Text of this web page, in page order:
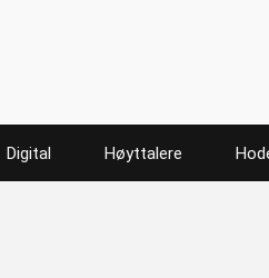
Digital Høyttalere